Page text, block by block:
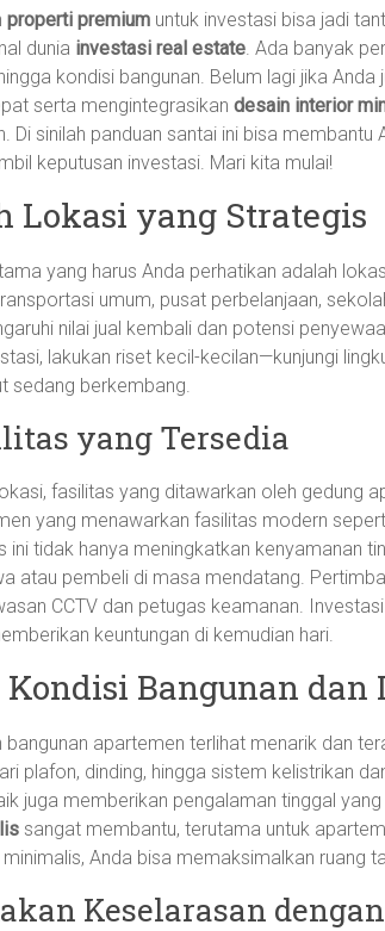
properti premium untuk investasi bisa jadi
dunia investasi real estate. Ada banyak
kondisi bangunan. Belum lagi jika Anda
serta mengintegrasikan desain interior
Di sinilah panduan santai ini bisa
keputusan investasi. Mari kita mulai!
Lokasi yang Strategis
yang harus Anda perhatikan adalah
umum, pusat perbelanjaan,
nilai jual kembali dan potensi
lakukan riset kecil-kecilan—kunjungi
sedang berkembang.
yang Tersedia
fasilitas yang ditawarkan oleh gedung
yang menawarkan fasilitas modern
ini tidak hanya meningkatkan kenyamanan
atau pembeli di masa mendatang.
CCTV dan petugas keamanan.
keuntungan di kemudian hari.
Kondisi Bangunan dan
bangunan apartemen terlihat menarik dan
plafon, dinding, hingga sistem kelistrikan
juga memberikan pengalaman tinggal
sangat membantu, terutama untuk
minimalis, Anda bisa memaksimalkan ruang
Keselarasan